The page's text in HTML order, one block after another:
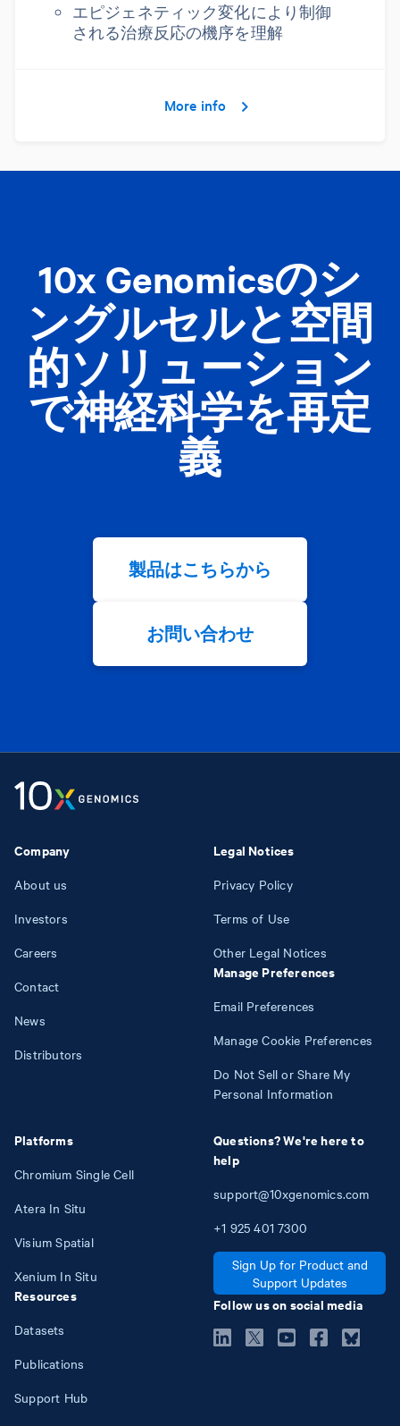
エピジェネティック変化により制御
される治療反応の機序を理解
More info
10x Genomicsのシ
ングルセルと空間
的ソリューション
で神経科学を再定
義
製品はこちらから
お問い合わせ
Company
About us
Investors
Careers
Contact
News
Distributors
Platforms
Chromium Single Cell
Atera In Situ
Visium Spatial
Xenium In Situ
Resources
Datasets
Publications
Support Hub
Legal Notices
Privacy Policy
Terms of Use
Other Legal Notices
Manage Preferences
Email Preferences
Manage Cookie Preferences
Do Not Sell or Share My
Personal Information
Questions? We're here to
help
support@10xgenomics.com
+1 925 401 7300
Sign Up for Product and
Support Updates
Follow us on social media